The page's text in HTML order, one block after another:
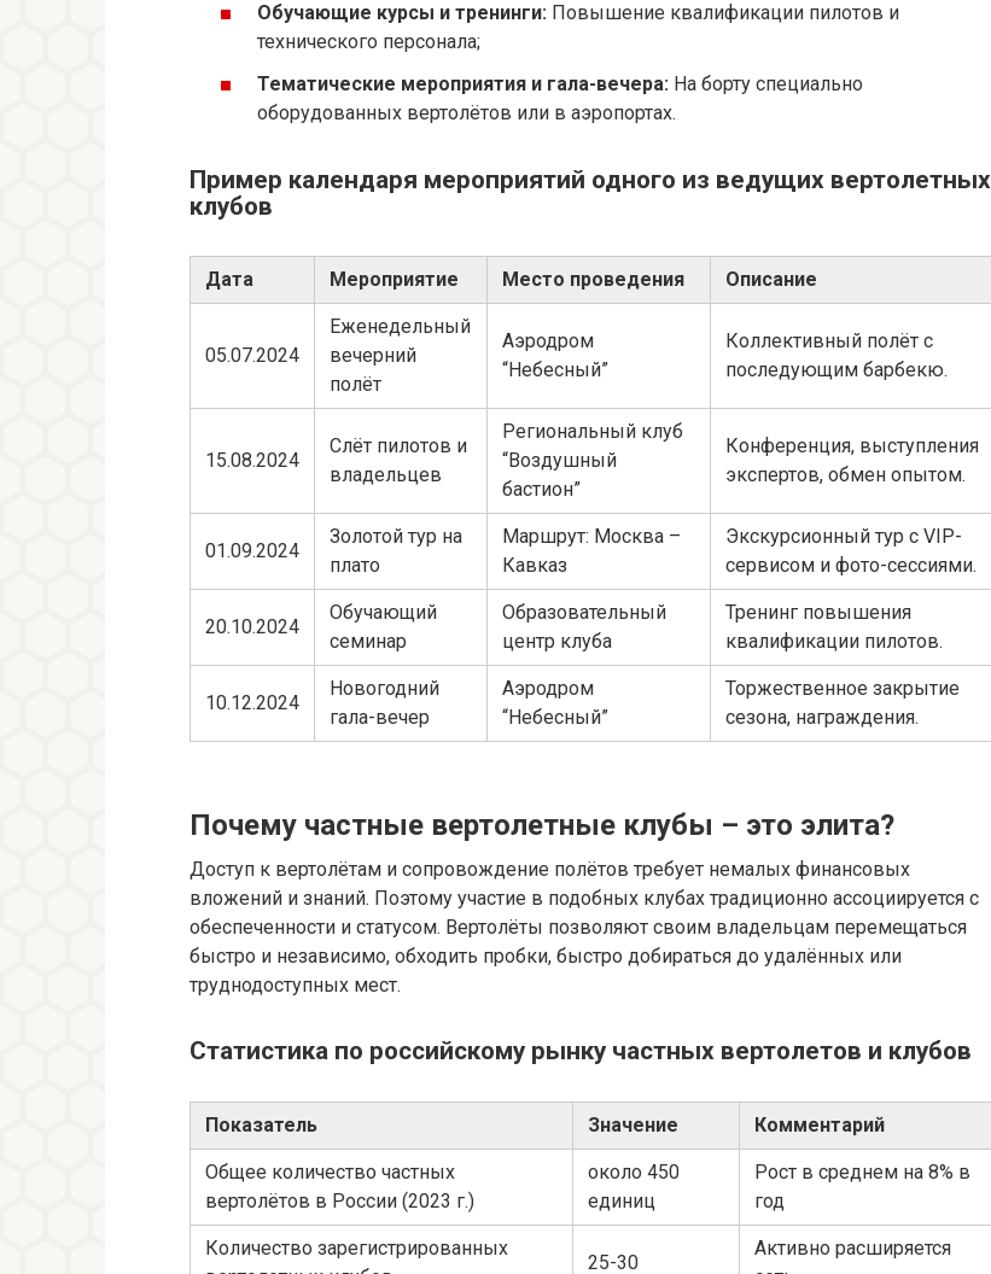
Обучающие курсы и тренинги: Повышение квалификации пилотов и
технического персонала;
Тематические мероприятия и гала-вечера: На борту специально
оборудованных вертолётов или в аэропортах.
Пример календаря мероприятий одного из ведущих вертолетных
клубов
Дата Мероприятие Место проведения Описание
05.07.2024
Еженедельный
вечерний
полёт
Аэродром
“Небесный”
Коллективный полёт с
последующим барбекю.
15.08.2024
Слёт пилотов и
владельцев
Региональный клуб
“Воздушный
бастион”
Конференция, выступления
экспертов, обмен опытом.
01.09.2024
Золотой тур на
плато
Маршрут: Москва –
Кавказ
Экскурсионный тур с VIP-
сервисом и фото-сессиями.
20.10.2024
Обучающий
семинар
Образовательный
центр клуба
Тренинг повышения
квалификации пилотов.
10.12.2024
Новогодний
гала-вечер
Аэродром
“Небесный”
Торжественное закрытие
сезона, награждения.
Почему частные вертолетные клубы – это элита?
Доступ к вертолётам и сопровождение полётов требует немалых финансовых
вложений и знаний. Поэтому участие в подобных клубах традиционно ассоциируется с
обеспеченности и статусом. Вертолёты позволяют своим владельцам перемещаться
быстро и независимо, обходить пробки, быстро добираться до удалённых или
труднодоступных мест.
Статистика по российскому рынку частных вертолетов и клубов
Показатель Значение Комментарий
Общее количество частных
вертолётов в России (2023 г.)
около 450
единиц
Рост в среднем на 8% в
год
Количество зарегистрированных
25-30
Активно расширяется